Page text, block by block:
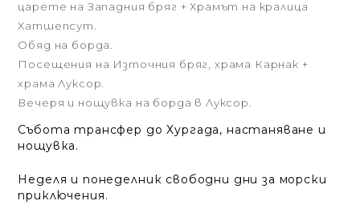
царете на Западния бряг + Храмът на кралица
Хатшепсут.
Обяд на борда.
Посещения на Източния бряг, храма Карнак +
храма Луксор.
Вечеря и нощувка на борда в Луксор.
Събота трансфер до Хургада, настаняване и
нощувка.
Неделя и понеделник свободни дни за морски
приключения.